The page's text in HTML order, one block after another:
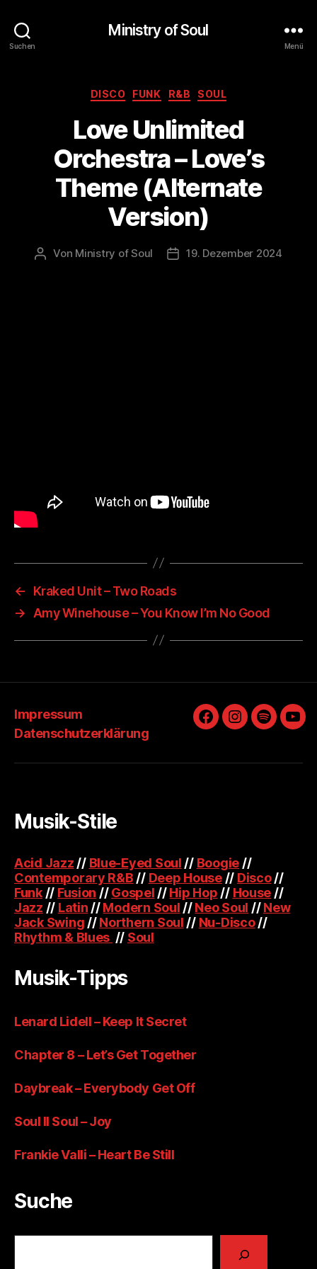
Suchen
Ministry of Soul
Menü
Kategorien
DISCO FUNK R&B SOUL
Love Unlimited
Orchestra – Love’s
Theme (Alternate
Version)
Beitragsautor
Von Ministry of Soul Veröffentlichungsdatum
19. Dezember 2024
←
Kraked Unit – Two Roads
→
Amy Winehouse – You Know I’m No Good
Impressum
Datenschutzerklärung
FacebookInstagram
Spotify
Musik-Stile
Acid Jazz // Blue-Eyed Soul // Boogie //
Contemporary R&B // Deep House// Disco//
Funk// Fusion //Gospel //Hip Hop // House //
Jazz // Latin //Modern Soul //Neo Soul //New
Jack Swing //Northern Soul // Nu-Disco//
Rhythm & Blues // Soul
Musik-Tipps
Lenard Lidell – Keep It Secret
Chapter 8 – Let’s Get Together
Daybreak – Everybody Get Off
Soul II Soul – Joy
Frankie Valli – Heart Be Still
Suche